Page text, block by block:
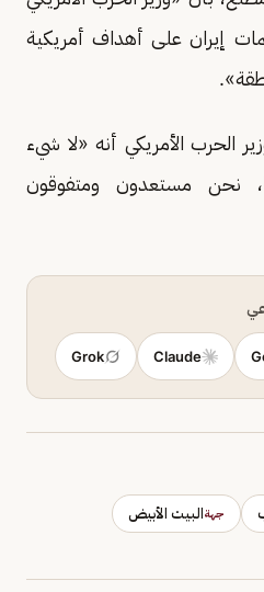
إيران على أهداف أمريكية
الحرب الأمريكي أنه «لا شيء
نحن مستعدون ومتفوقون
Claude
Grok
جهةالبيت الأبيض